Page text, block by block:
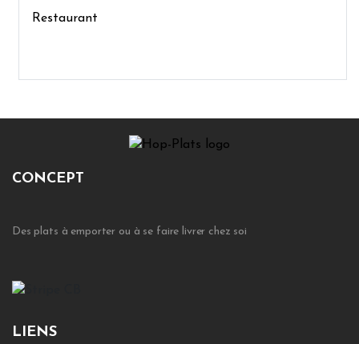
Restaurant
CONCEPT
Des plats à emporter ou à se faire livrer chez soi
LIENS